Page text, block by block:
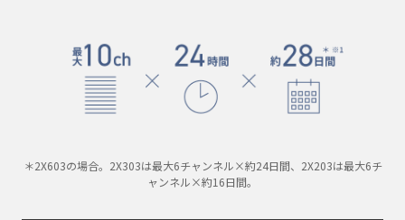
＊2X603の場合。2X303は最大6チャンネル×約24日間、2X203は最大6チ
ャンネル×約16日間。